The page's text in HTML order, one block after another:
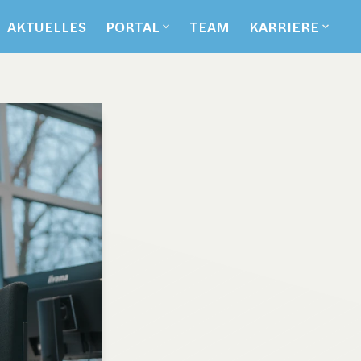
AKTUELLES PORTAL TEAM KARRIERE